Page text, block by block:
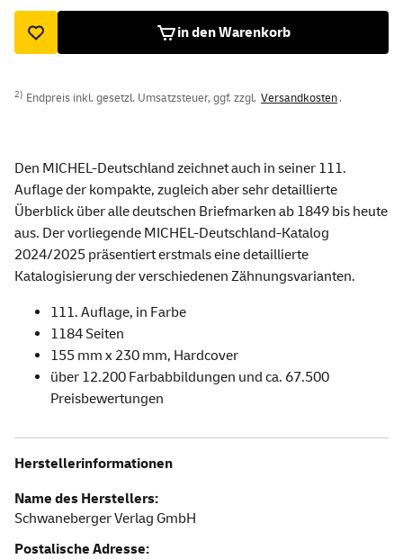
in den Warenkorb
2) Endpreis inkl. gesetzl. Umsatzsteuer, ggf. zzgl. Versandkosten.
Den MICHEL-Deutschland zeichnet auch in seiner 111.
Auflage der kompakte, zugleich aber sehr detaillierte
Überblick über alle deutschen Briefmarken ab 1849 bis heute
aus. Der vorliegende MICHEL-Deutschland-Katalog
2024/2025 präsentiert erstmals eine detaillierte
Katalogisierung der verschiedenen Zähnungsvarianten.
111. Auflage, in Farbe
1184 Seiten
155 mm x 230 mm, Hardcover
über 12.200 Farbabbildungen und ca. 67.500
Preisbewertungen
Herstellerinformationen
Name des Herstellers:
Schwaneberger Verlag GmbH
Postalische Adresse: